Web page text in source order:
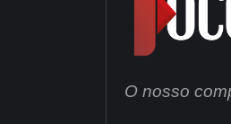
O nosso